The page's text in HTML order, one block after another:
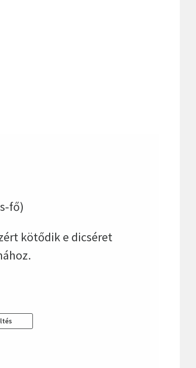
fő)
kötődik e dicséret